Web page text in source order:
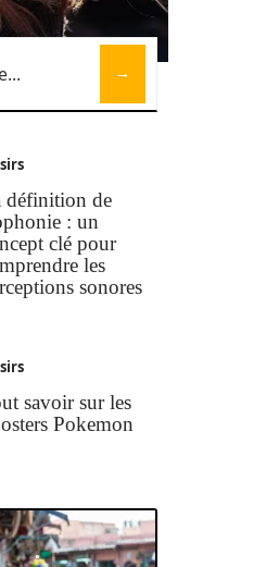
définition de
: un
clé pour
les
sonores
savoir sur les
Pokemon